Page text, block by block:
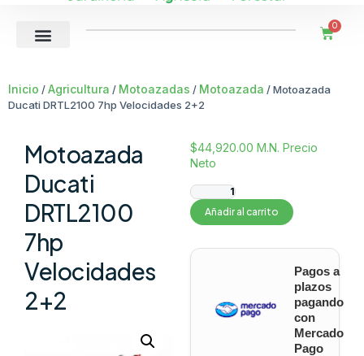
0
Inicio /Agricultura / Motoazadas / Motoazada / Motoazada
Ducati DRTL2100 7hp Velocidades 2+2
Motoazada
Ducati
DRTL2100
7hp
Velocidades
2+2
$44,920.00 M.N. Precio
Neto
Añadir al carrito
Pagos a
plazos
pagando
con
Mercado
Pago